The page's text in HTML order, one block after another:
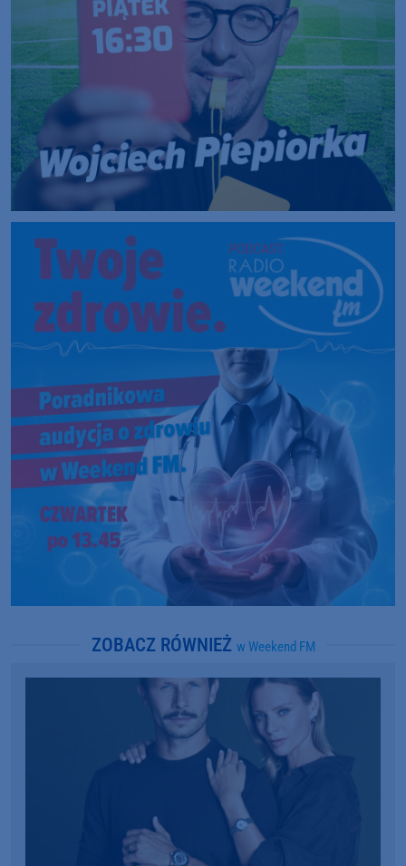
ZOBACZ RÓWNIEŻ w Weekend FM